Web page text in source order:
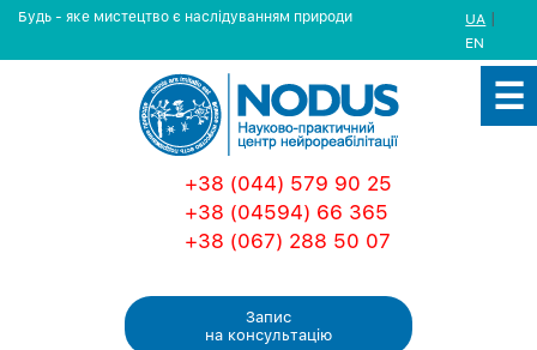
Будь - яке мистецтво є наслідуванням природи UA |
EN
+38 (044) 579 90 25
+38 (04594) 66 365
+38 (067) 288 50 07
Запис
на консультацiю